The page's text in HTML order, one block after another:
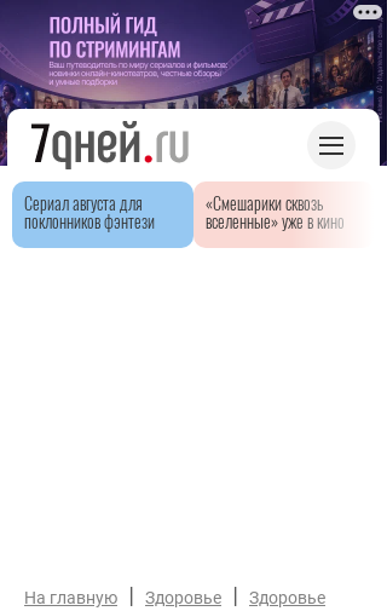
Сериал августа для
поклонников фэнтези
«Смешарики сквозь
вселенные» уже в кино
На главную | Здоровье |
Здоровье